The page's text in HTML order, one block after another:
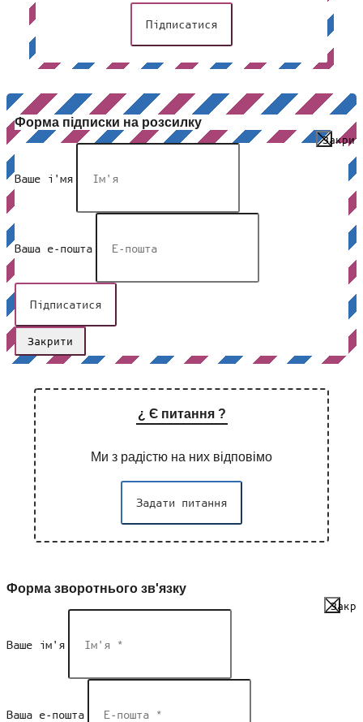
Підписатися
Форма підписки на розсилку
Ваше і'мя
Ваша е-пошта
Закрити
¿ Є питання ?
Ми з радістю на них відповімо
Задати питання
Форма зворотнього зв'язку
Ваше ім'я
Ваша е-пошта